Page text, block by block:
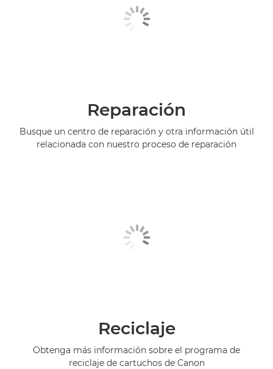
Reparación
Busque un centro de reparación y otra información útil
relacionada con nuestro proceso de reparación
Reciclaje
Obtenga más información sobre el programa de
reciclaje de cartuchos de Canon